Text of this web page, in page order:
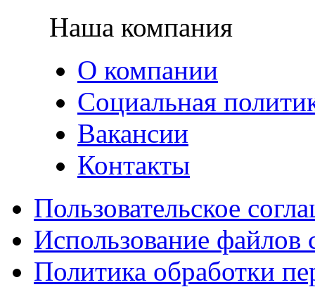
Наша компания
О компании
Социальная
Вакансии
Контакты
Пользовательское
Использование файлов
Политика обработки